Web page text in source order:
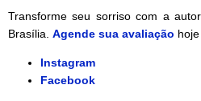
Transforme seu sorriso com a
Brasília. Agende sua avaliação
Instagram
Facebook